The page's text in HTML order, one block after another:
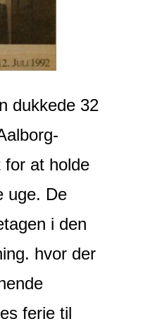
dukkede 32
for at holde
uge. De
i den
hvor der
ferie til